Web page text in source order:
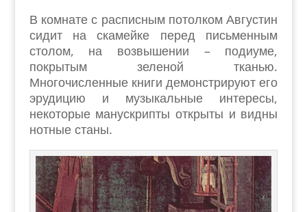
В комнате с расписным потолком Августин
сидит на скамейке перед письменным
столом, на возвышении – подиуме,
покрытым зеленой тканью.
Многочисленные книги демонстрируют его
эрудицию и музыкальные интересы,
некоторые манускрипты открыты и видны
нотные станы.